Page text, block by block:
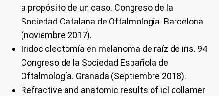
a propósito de un caso. Congreso de la
Sociedad Catalana de Oftalmología. Barcelona
(noviembre 2017).
Iridociclectomía en melanoma de raíz de iris. 94
Congreso de la Sociedad Española de
Oftalmología. Granada (Septiembre 2018).
Refractive and anatomic results of icl collamer